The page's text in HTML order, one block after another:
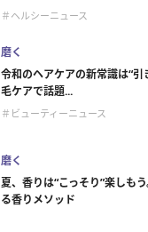
＃ヘルシーニュース
磨く
令和のヘアケアの新常識は“
毛ケアで話題...
＃ビューティーニュース
磨く
夏、香りは“こっそり”楽しも
る香りメソッド